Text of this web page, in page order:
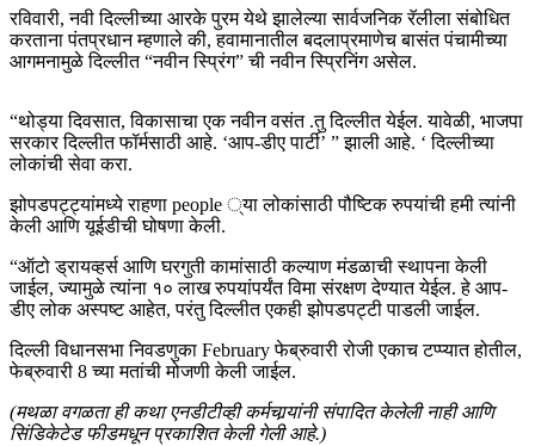
रविवारी, नवी दिल्लीच्या आरके पुरम येथे झालेल्या सार्वजनिक रॅलीला संबोधित
करताना पंतप्रधान म्हणाले की, हवामानातील बदलाप्रमाणेच बासंत पंचामीच्या
आगमनामुळे दिल्लीत “नवीन स्प्रिंग” ची नवीन स्प्रिनिंग असेल.
“थोड्या दिवसात, विकासाचा एक नवीन वसंत .तु दिल्लीत येईल. यावेळी, भाजपा
सरकार दिल्लीत फॉर्मसाठी आहे. ‘आप-डीए पार्टी’ ” झाली आहे. ‘ दिल्लीच्या
लोकांची सेवा करा.
झोपडपट्ट्यांमध्ये राहणा people ्या लोकांसाठी पौष्टिक रुपयांची हमी त्यांनी
केली आणि यूईडीची घोषणा केली.
“ऑटो ड्रायव्हर्स आणि घरगुती कामांसाठी कल्याण मंडळाची स्थापना केली
जाईल, ज्यामुळे त्यांना १० लाख रुपयांपर्यंत विमा संरक्षण देण्यात येईल. हे आप-
डीए लोक अस्पष्ट आहेत, परंतु दिल्लीत एकही झोपडपट्टी पाडली जाईल.
दिल्ली विधानसभा निवडणुका February फेब्रुवारी रोजी एकाच टप्प्यात होतील,
फेब्रुवारी 8 च्या मतांची मोजणी केली जाईल.
(मथळा वगळता ही कथा एनडीटीव्ही कर्मचार्‍यांनी संपादित केलेली नाही आणि
सिंडिकेटेड फीडमधून प्रकाशित केली गेली आहे.)